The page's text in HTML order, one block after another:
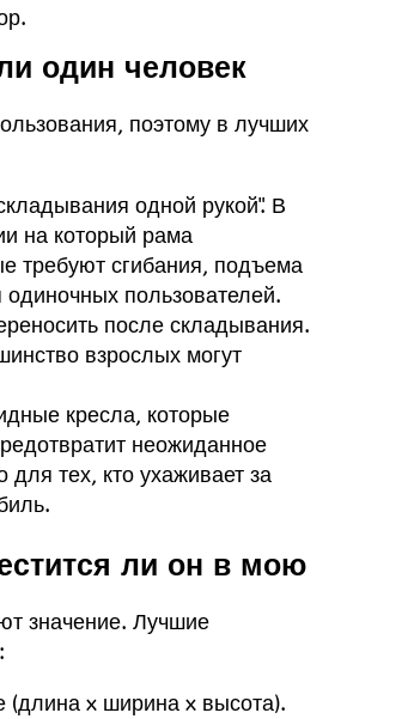
один человек
поэтому в лучших
одной рукой". В
на который рама
требуют сгибания, подъема
пользователей.
после складывания.
взрослых могут
кресла, которые
неожиданное
тех, кто ухаживает за
ли он в мою
значение. Лучшие
x ширина x высота).